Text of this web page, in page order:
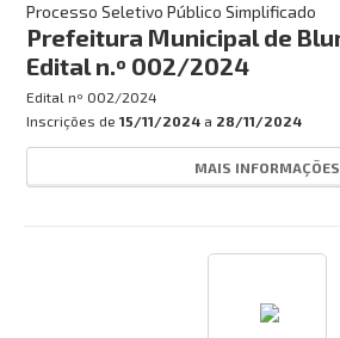
Processo Seletivo Público Simplificado
Prefeitura Municipal de
Edital n.º 002/2024
Edital nº 002/2024
Inscrições de 15/11/2024 a 28/11/2024
MAIS INFORMAÇÕES